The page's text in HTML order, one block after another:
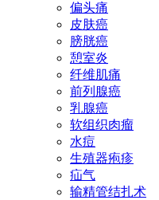
偏头痛
皮肤癌
膀胱癌
憩室炎
纤维肌痛
前列腺癌
乳腺癌
软组织肉瘤
水痘
生殖器疱疹
疝气
输精管结扎术